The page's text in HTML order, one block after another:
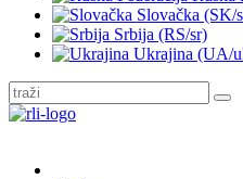
Slovačka (SK/
Srbija (RS/sr)
Ukrajina (UA/